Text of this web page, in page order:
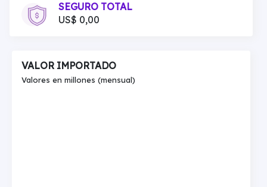
SEGURO TOTAL
US$ 0,00
VALOR IMPORTADO
Valores en millones (mensual)